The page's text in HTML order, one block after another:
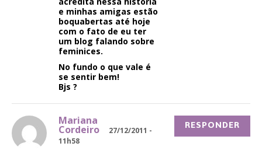
e minhas amigas estão
boquabertas até hoje
com o fato de eu ter
um blog falando sobre
feminices.
No fundo o que vale é
se sentir bem!
Bjs ?
Mariana
Cordeiro
27/12/2011 -
11h58
RESPONDER